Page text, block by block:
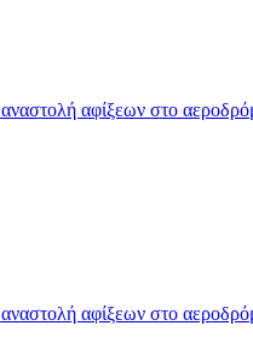
αφίξεων στο
αφίξεων στο